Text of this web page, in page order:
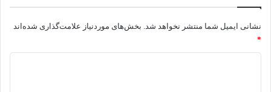
نشانی ایمیل شما منتشر نخواهد شد. بخش‌های موردنیاز علامت‌گذاری شده‌اند
*